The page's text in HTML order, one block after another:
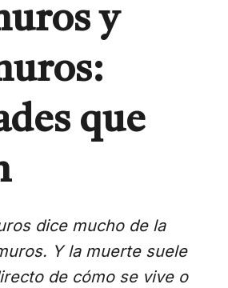
y
que
dice mucho de la
Y la muerte suele
de cómo se vive o